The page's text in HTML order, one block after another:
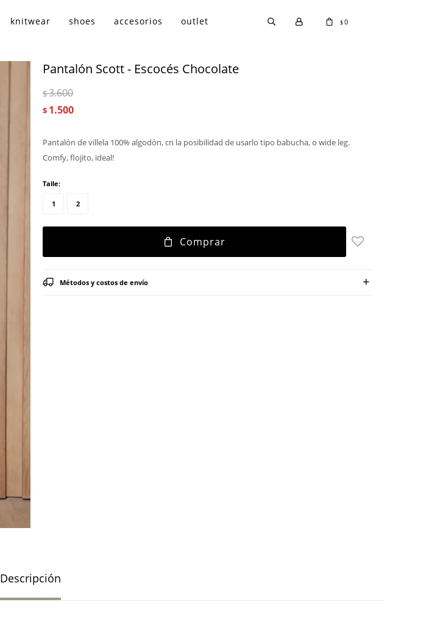
knitwear shoes accesorios outlet $0
Pantalón Scott - Escocés Chocolate
$ 1.500
$3.600
Pantalón de villela 100% algodón, cn la posibilidad de usarlo tipo babucha, o wide leg.
Comfy, flojito, ideal!
Talle:
1 2
Comprar
Métodos y costos de envío
Descripción